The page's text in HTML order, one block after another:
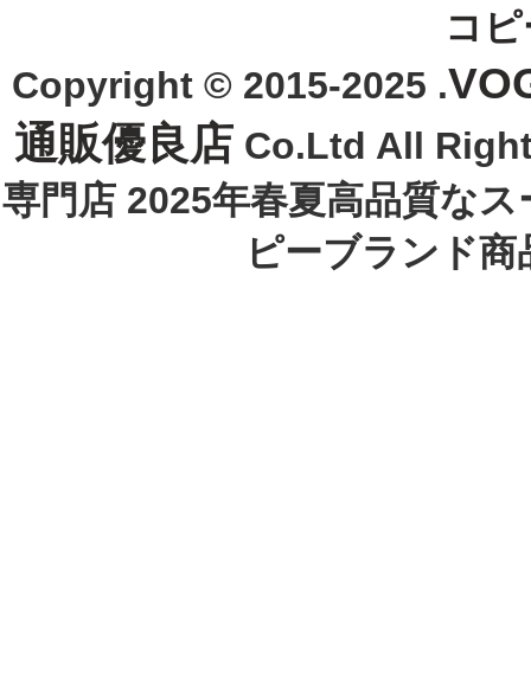
コ
Copyright © 2015-2025 .
通販優良店 Co.Ltd All
専門店 2025年春夏高品質な
ピーブランド